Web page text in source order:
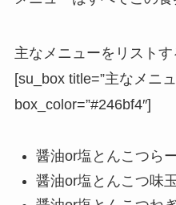
主なメニューをリストす
[su_box title=”主なメニ
box_color=”#246bf4″]
醤油or塩とんこつら
醤油or塩とんこつ味